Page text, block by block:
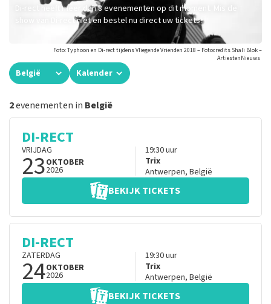
Di-rect heeft meer dan 8 evenementen op dit moment. Mis de
show van Di-rect niet en bestel nu direct uw tickets!
Foto: Typhoon en Di-rect tijdens Vliegende Vrienden 2018 – Fotocredits Shali Blok –
ArtiestenNieuws
België Kalender
2evenementen in België
DI-RECT
VRIJDAG
23OKTOBER
2026
19:30uur
Trix
Antwerpen, België
BEKIJK TICKETS
DI-RECT
ZATERDAG
24OKTOBER
2026
19:30uur
Trix
Antwerpen, België
BEKIJK TICKETS